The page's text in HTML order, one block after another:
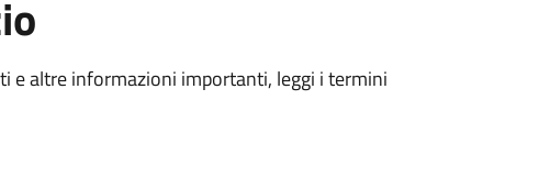
e altre informazioni importanti, leggi i termini